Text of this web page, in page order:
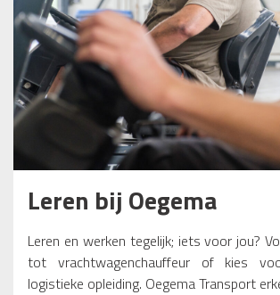
Leren bij Oegema
Leren en werken tegelijk; iets voor jou?
tot vrachtwagenchauffeur of kies
logistieke opleiding. Oegema Transport